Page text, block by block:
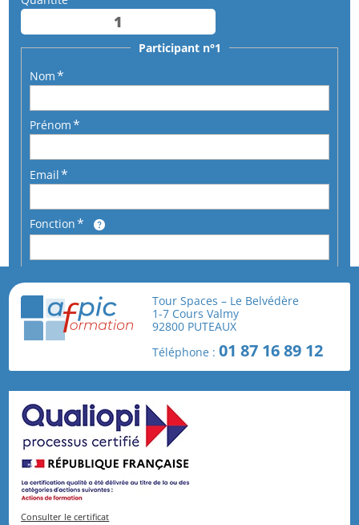
Participant n°1
Nom
Prénom
Email
Fonction
connaissance et j'accepte les
de vente.
Tour Spaces – Le Belvédère
1-7 Cours Valmy
92800 PUTEAUX
Téléphone :01 87 16 89 12
Consulter le certificat